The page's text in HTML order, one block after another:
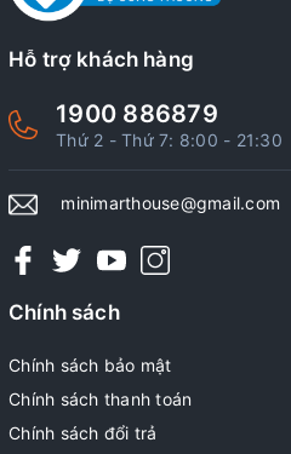
Hỗ trợ khách hàng
1900 886879
Thứ 2 - Thứ 7: 8:00 - 21:30
minimarthouse@gmail.com
Chính sách
Chính sách bảo mật
Chính sách thanh toán
Chính sách đổi trả